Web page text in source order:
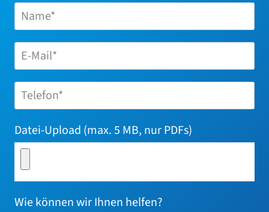
Datei-​Upload (max. 5 MB, nur PDFs)
Wie kön­nen wir Ihnen helfen?